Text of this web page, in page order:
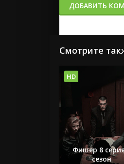
ДОБАВИТЬ
Смотрите
Фишер 8
сезон
HD